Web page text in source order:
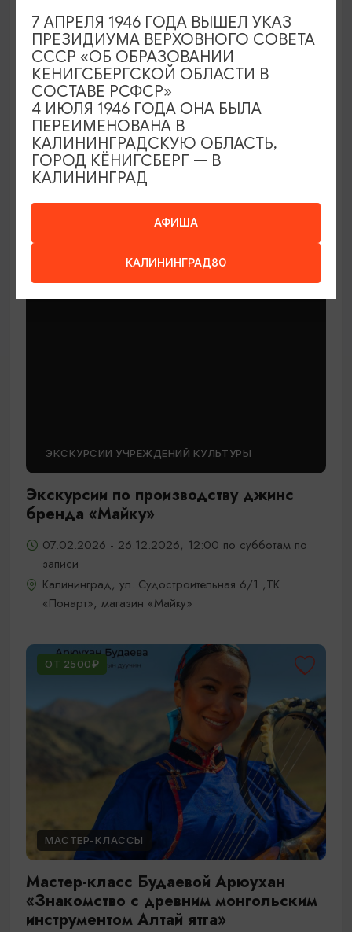
МАСТЕР-КЛАССЫ
Мастер-классы по керамике Елены
Бодяковой
Калининград, ул. Баранова, 45
ЭКСКУРСИИ УЧРЕЖДЕНИЙ КУЛЬТУРЫ
Экскурсии по производству джинс
бренда «Майку»
07.02.2026 - 26.12.2026, 12:00 по субботам по
записи
Калининград, ул. Судостроительная 6/1 ,ТК
«Понарт», магазин «Майку»
ОТ 2500₽
МАСТЕР-КЛАССЫ
Мастер-класс Будаевой Арюухан
«Знакомство с древним монгольским
инструментом Алтай ятга»
АФИША
КАЛИНИНГРАД80
7 АПРЕЛЯ 1946 ГОДА ВЫШЕЛ УКАЗ
ПРЕЗИДИУМА ВЕРХОВНОГО СОВЕТА
СССР «ОБ ОБРАЗОВАНИИ
КЕНИГСБЕРГСКОЙ ОБЛАСТИ В
СОСТАВЕ РСФСР»
4 ИЮЛЯ 1946 ГОДА ОНА БЫЛА
ПЕРЕИМЕНОВАНА В
КАЛИНИНГРАДСКУЮ ОБЛАСТЬ,
ГОРОД КЁНИГСБЕРГ — В
КАЛИНИНГРАД